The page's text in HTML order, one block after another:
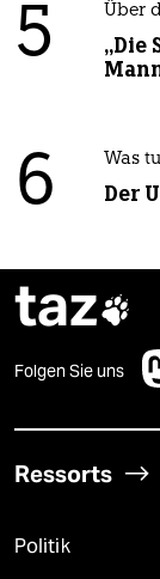
5 Über
„Die
6 Was
Der
taz
Folgen Sie uns
Ressorts
Politik